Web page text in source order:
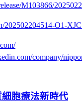
M103866/
202502204514-O1-
company/
胞療法新時代